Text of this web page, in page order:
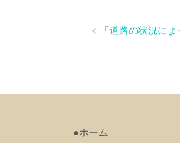
「 道路の状況によ
●ホーム